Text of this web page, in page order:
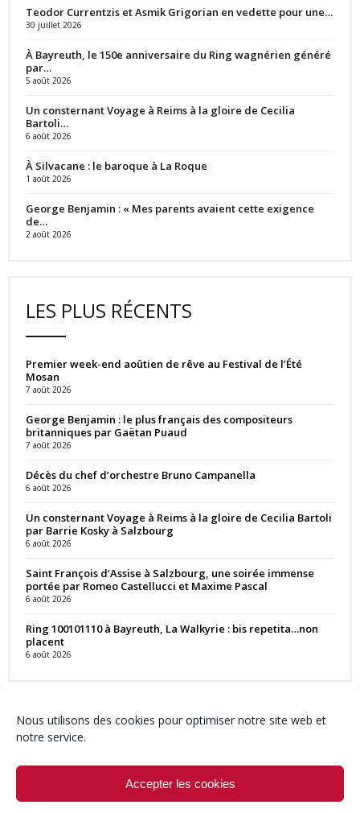
Nous utilisons des cookies pour optimiser notre site web et
notre service.
Accepter les cookies
Teodor Currentzis et Asmik Grigorian en vedette pour une…
30 juillet 2026
À Bayreuth, le 150e anniversaire du Ring wagnérien généré
par…
5 août 2026
Un consternant Voyage à Reims à la gloire de Cecilia
Bartoli…
6 août 2026
À Silvacane : le baroque à La Roque
1 août 2026
George Benjamin : « Mes parents avaient cette exigence
de…
2 août 2026
LES PLUS RÉCENTS
Premier week-end aoûtien de rêve au Festival de l’Été
Mosan
7 août 2026
George Benjamin : le plus français des compositeurs
britanniques par Gaëtan Puaud
7 août 2026
Décès du chef d’orchestre Bruno Campanella
6 août 2026
Un consternant Voyage à Reims à la gloire de Cecilia Bartoli
par Barrie Kosky à Salzbourg
6 août 2026
Saint François d’Assise à Salzbourg, une soirée immense
portée par Romeo Castellucci et Maxime Pascal
6 août 2026
Ring 100101110 à Bayreuth, La Walkyrie : bis repetita…non
placent
6 août 2026